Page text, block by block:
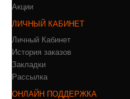
Акции
ЛИЧНЫЙ КАБИНЕТ
Личный Кабинет
История заказов
Закладки
Рассылка
ОНЛАЙН ПОДДЕРЖКА